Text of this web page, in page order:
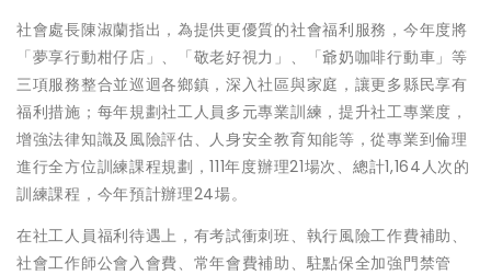
社會處長陳淑蘭指出，為提供更優質的社會福利服務，今年度將
「夢享行動柑仔店」、「敬老好視力」、「爺奶咖啡行動車」等
三項服務整合並巡迴各鄉鎮，深入社區與家庭，讓更多縣民享有
福利措施；每年規劃社工人員多元專業訓練，提升社工專業度，
增強法律知識及風險評估、人身安全教育知能等，從專業到倫理
進行全方位訓練課程規劃，111年度辦理21場次、總計1,164人次的
訓練課程，今年預計辦理24場。
在社工人員福利待遇上，有考試衝刺班、執行風險工作費補助、
社會工作師公會入會費、常年會費補助、駐點保全加強門禁管